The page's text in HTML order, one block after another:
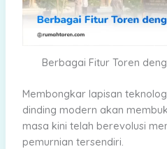
Berbagai Fitur Toren
Membongkar lapisan
dinding modern akan
masa kini telah berevolusi
pemurnian tersendiri.